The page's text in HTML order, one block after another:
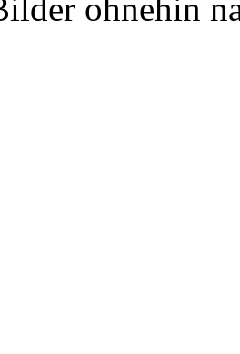
ohnehin